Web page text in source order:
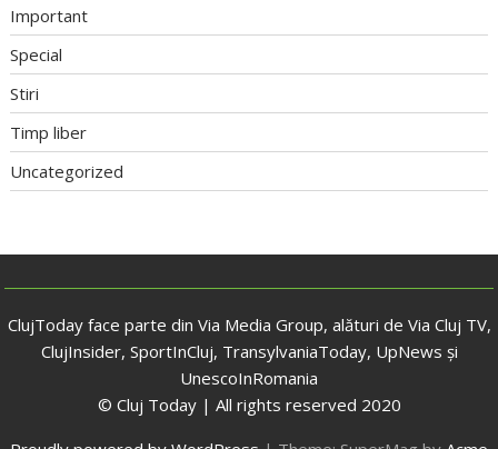
Important
Special
Stiri
Timp liber
Uncategorized
ClujToday face parte din Via Media Group, alături de Via Cluj TV,
ClujInsider, SportInCluj, TransylvaniaToday, UpNews și
UnescoInRomania
© Cluj Today | All rights reserved 2020